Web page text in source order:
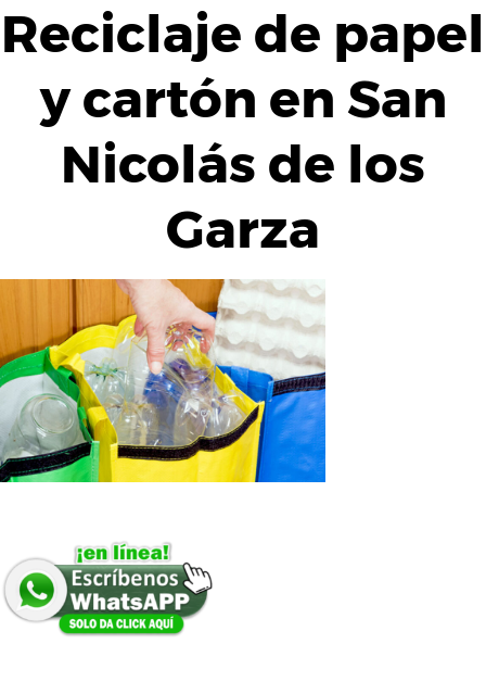
Reciclaje de papel
y cartón en San
Nicolás de los
Garza